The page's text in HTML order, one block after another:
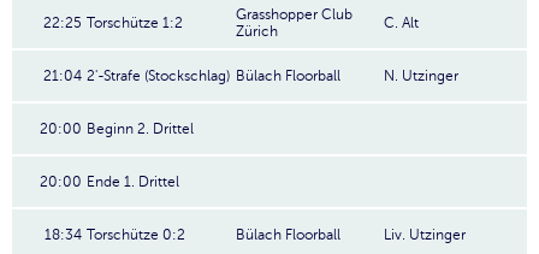
22:25 Torschütze 1:2
Grasshopper Club
Zürich
C. Alt
21:04 2'-Strafe (Stockschlag) Bülach Floorball N. Utzinger
20:00 Beginn 2. Drittel
20:00 Ende 1. Drittel
18:34 Torschütze 0:2 Bülach Floorball Liv. Utzinger